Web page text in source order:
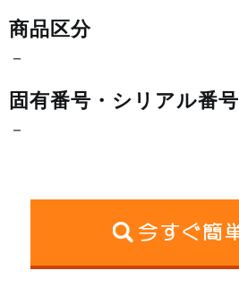
商品区分
－
固有番号・シリアル番号
－